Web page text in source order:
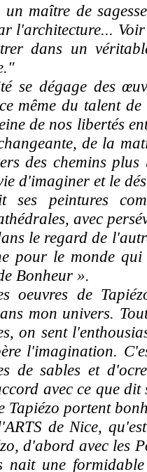
un maître de
l'architecture...
dans un
se dégage des
même du talent
de nos libertés
de la
des chemins plus
d'imaginer et le
ses peintures
avec
le regard de
pour le monde
Bonheur ».
oeuvres de
mon univers.
on sent
l'imagination.
de sables et
avec ce que dit
Tapiézo portent
de Nice,
d'abord avec les
nait une